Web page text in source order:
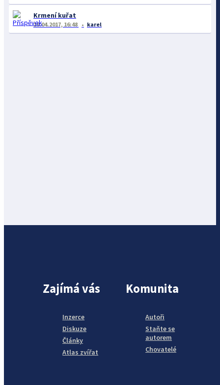
Krmení kuřat
19.04.2017, 16:48 karel
Zajímá vás
Inzerce
Diskuze
Články
Atlas zvířat
Komunita
Autoři
Staňte se
autorem
Chovatelé